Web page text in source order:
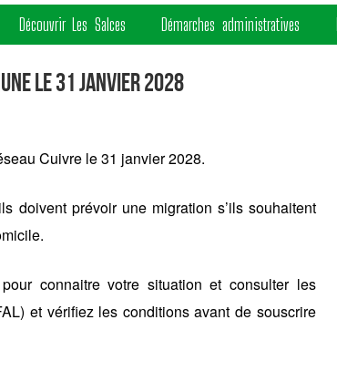
Découvrir Les Salces Démarches administratives
le 31 janvier 2028
Cuivre le 31 janvier 2028.
doivent prévoir une migration s’ils souhaitent
pour connaitre votre situation et consulter les
et vérifiez les conditions avant de souscrire